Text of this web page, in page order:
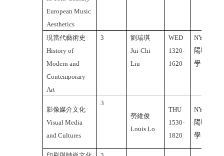
European Music
Aesthetics
現當代藝術史
History of
Modern and
Contemporary
Art
3
劉瑞琪
Jui-Chi
Liu
WED
1320-
1620
NYMU
陽明大
學
影像媒介文化
Visual Media
and Cultures
3
勞維俊
Louis Lo
THU
1530-
1820
NYMU
陽明大
學